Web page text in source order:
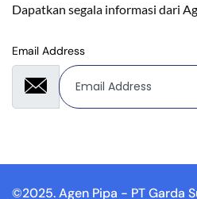
Dapatkan segala informasi dari
Email Address
©2025. Agen Pipa - PT Garda